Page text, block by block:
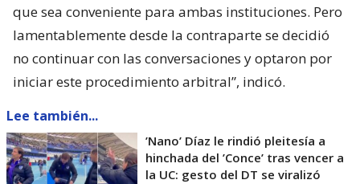
que sea conveniente para ambas instituciones. Pero
lamentablemente desde la contraparte se decidió
no continuar con las conversaciones y optaron por
iniciar este procedimiento arbitral”, indicó.
Lee también...
’Nano’ Díaz le rindió pleitesía a
hinchada del ’Conce’ tras vencer a
la UC: gesto del DT se viralizó